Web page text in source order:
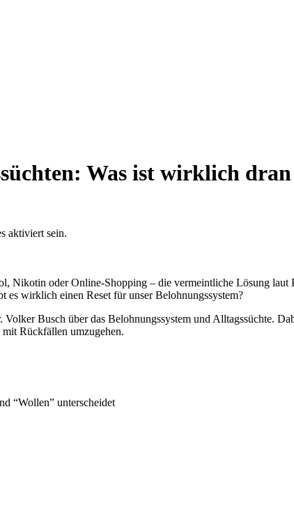
Was ist wirklich
aktiviert sein.
Nikotin oder Online-Shopping – die vermeintliche Lösung laut
es wirklich einen Reset für unser Belohnungssystem?
Busch über das Belohnungssystem und Alltagssüchte.
Rückfällen umzugehen.
“Wollen” unterscheidet